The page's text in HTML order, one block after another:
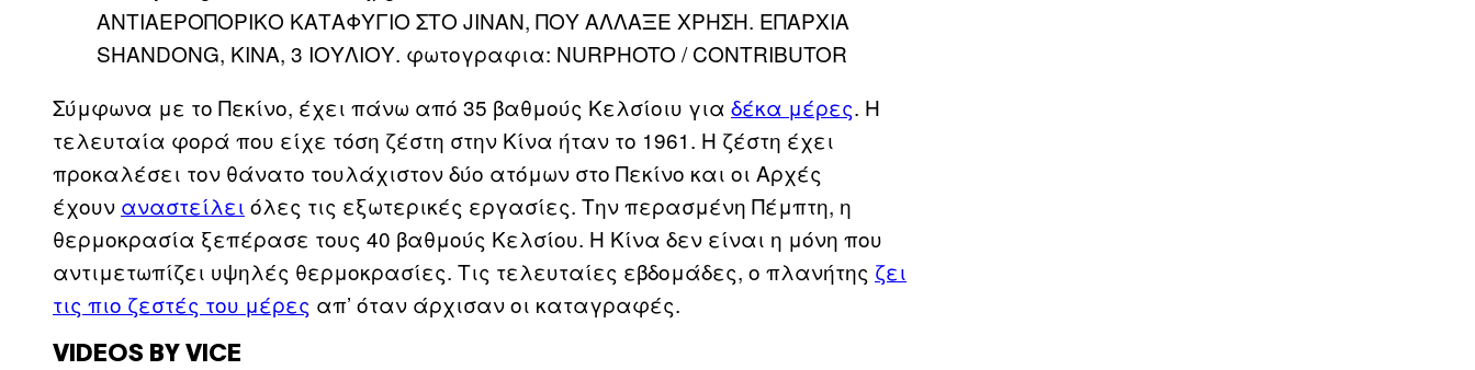
ΑΝΤΙΑΕΡΟΠΟΡΙΚΟ ΚΑΤΑΦΥΓΙΟ ΣΤΟ JINAN, ΠΟΥ ΑΛΛΑΞΕ ΧΡΗΣΗ. ΕΠΑΡΧΙΑ
SHANDONG, ΚΙΝΑ, 3 ΙΟΥΛΙΟΥ. φωτογραφια: NURPHOTO / CONTRIBUTOR
Σύμφωνα με το Πεκίνο, έχει πάνω από 35 βαθμούς Κελσίοιυ για δέκα μέρες. Η
τελευταία φορά που είχε τόση ζέστη στην Κίνα ήταν το 1961. Η ζέστη έχει
προκαλέσει τον θάνατο τουλάχιστον δύο ατόμων στο Πεκίνο και οι Αρχές
έχουν αναστείλει όλες τις εξωτερικές εργασίες. Την περασμένη Πέμπτη, η
θερμοκρασία ξεπέρασε τους 40 βαθμούς Κελσίου. Η Κίνα δεν είναι η μόνη που
αντιμετωπίζει υψηλές θερμοκρασίες. Τις τελευταίες εβδομάδες, ο πλανήτης ζει
τις πιο ζεστές του μέρες απ’ όταν άρχισαν οι καταγραφές.
VIDEOS BY VICE